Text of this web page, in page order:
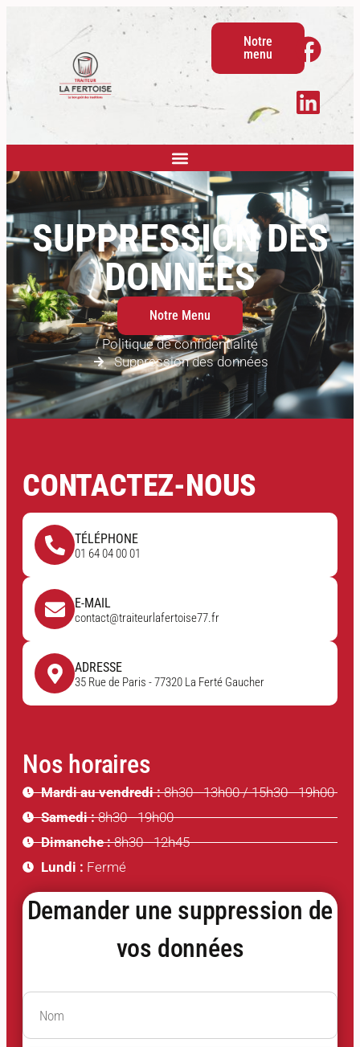
Notre
menu
SUPPRESSION DES
DONNÉES
Notre Menu
Politique de confidentialité
Suppression des données
CONTACTEZ-NOUS
TÉLÉPHONE
01 64 04 00 01
E-MAIL
contact@traiteurlafertoise77.fr
ADRESSE
35 Rue de Paris - 77320 La Ferté Gaucher
Nos horaires
Mardi au vendredi :8h30 - 13h00 / 15h30 - 19h00
Samedi :8h30 - 19h00
Dimanche :8h30 - 12h45
Lundi : Fermé
Demander une suppression de
vos données